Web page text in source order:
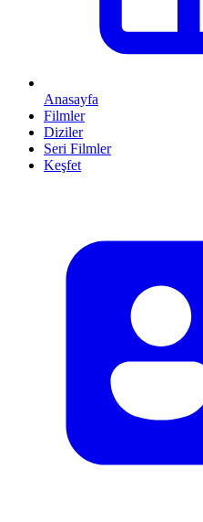
Anasayfa
Filmler
Diziler
Seri Filmler
Keşfet